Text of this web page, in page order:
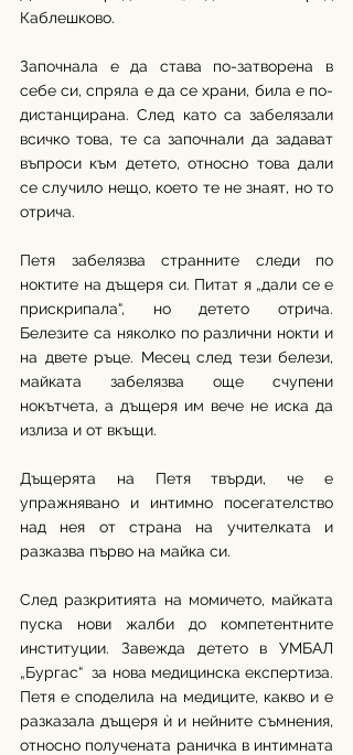
Каблешково.
Започнала е да става по-затворена в
себе си, спряла е да се храни, била е по-
дистанцирана. След като са забелязали
всичко това, те са започнали да задават
въпроси към детето, относно това дали
се случило нещо, което те не знаят, но то
отрича.
Петя забелязва странните следи по
ноктите на дъщеря си. Питат я „дали се е
прискрипала“, но детето отрича.
Белезите са няколко по различни нокти и
на двете ръце. Месец след тези белези,
майката забелязва още счупени
нокътчета, а дъщеря им вече не иска да
излиза и от вкъщи.
Дъщерята на Петя твърди, че е
упражнявано и интимно посегателство
над нея от страна на учителката и
разказва първо на майка си.
След разкритията на момичето, майката
пуска нови жалби до компетентните
институции. Завежда детето в УМБАЛ
„Бургас“  за нова медицинска експертиза.
Петя е споделила на медиците, какво и е
разказала дъщеря ѝ и нейните съмнения,
относно получената раничка в интимната